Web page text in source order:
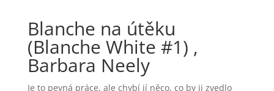
Blanche na útěku
(Blanche White #1) ,
Barbara Neely
Je to pevná práce, ale chybí jí něco, co by ji zvedlo